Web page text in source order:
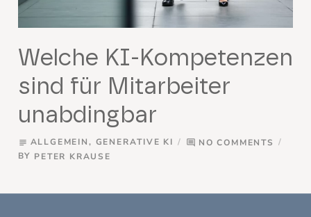
Welche KI-Kompetenzen
sind für Mitarbeiter
unabdingbar
subject ALLGEMEIN, GENERATIVE KI comment NO COMMENTS
BY PETER KRAUSE